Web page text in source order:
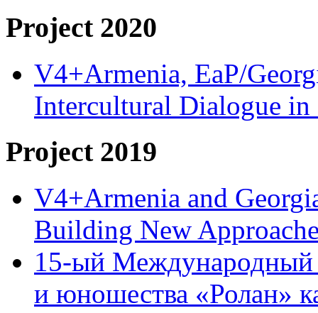
Project 2020
V4+Armenia, EaP/
Intercultural Dialogue
Project 2019
V4+Armenia and
Building New
15-ый Международный
и юношества «Ролан»